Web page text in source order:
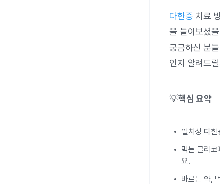
다한증 치료
을 들어보셨
궁금하신 분
인지 알려드
💡핵심 요약
일차성 다
먹는 글리
요.
바르는 약,